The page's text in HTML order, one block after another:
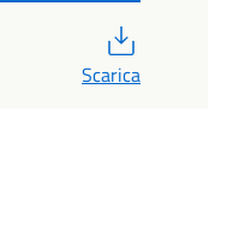
Scarica